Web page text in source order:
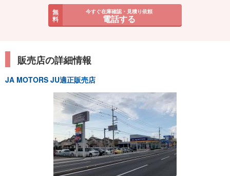
無
料
今すぐ在庫確認・見積り依頼
電話する
販売店の詳細情報
JA MOTORS JU適正販売店